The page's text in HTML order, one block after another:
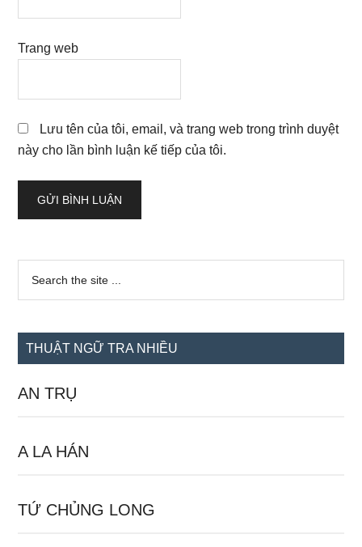
Trang web
Lưu tên của tôi, email, và trang web trong trình duyệt
này cho lần bình luận kế tiếp của tôi.
Sidebar
chính
...
THUẬT NGỮ TRA NHIỀU
AN TRỤ
A LA HÁN
TỨ CHỦNG LONG